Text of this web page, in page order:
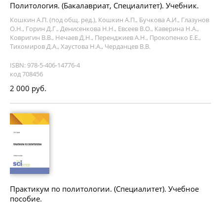
Политология. (Бакалавриат, Специалитет). Учебник.
Кошкин А.П. (под общ. ред.), Кошкин А.П., Бучкова А.И., Глазунов
О.Н., Горин Д.Г., Денисенкова Н.Н., Евсеев В.О., Каверина Н.А.,
Ковригин В.В., Нечаев Д.Н., Перенджиев А.Н., Прокопенко Е.Е.,
Тихомиров Д.А., Хаустова Н.А., Черданцев В.В.
ISBN: 978-5-406-14776-4
код 708456
2 000 руб.
Практикум по политологии. (Специалитет). Учебное
пособие.